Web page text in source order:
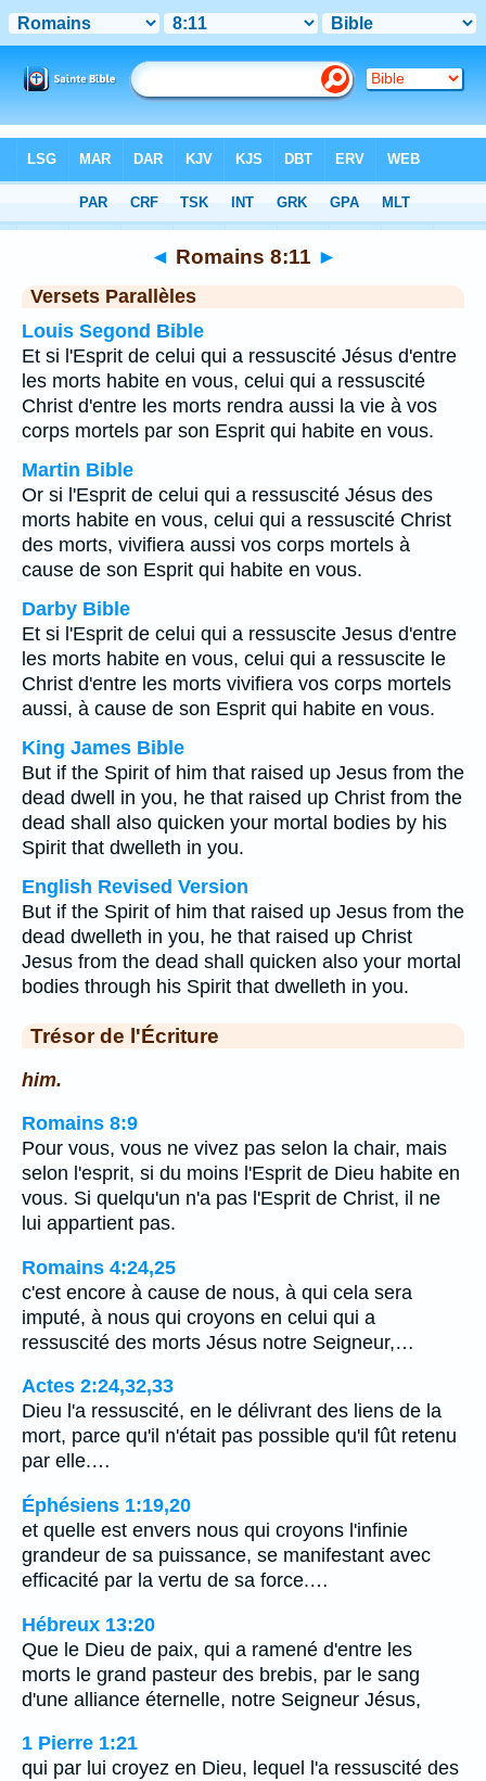
Chapitre 8 > Verset 11
◄ Romains 8:11 ►
Versets Parallèles
Louis Segond Bible
Et si l'Esprit de celui qui a ressuscité Jésus d'entre
les morts habite en vous, celui qui a ressuscité
Christ d'entre les morts rendra aussi la vie à vos
corps mortels par son Esprit qui habite en vous.
Martin Bible
Or si l'Esprit de celui qui a ressuscité Jésus des
morts habite en vous, celui qui a ressuscité Christ
des morts, vivifiera aussi vos corps mortels à
cause de son Esprit qui habite en vous.
Darby Bible
Et si l'Esprit de celui qui a ressuscite Jesus d'entre
les morts habite en vous, celui qui a ressuscite le
Christ d'entre les morts vivifiera vos corps mortels
aussi, à cause de son Esprit qui habite en vous.
King James Bible
But if the Spirit of him that raised up Jesus from the
dead dwell in you, he that raised up Christ from the
dead shall also quicken your mortal bodies by his
Spirit that dwelleth in you.
English Revised Version
But if the Spirit of him that raised up Jesus from the
dead dwelleth in you, he that raised up Christ
Jesus from the dead shall quicken also your mortal
bodies through his Spirit that dwelleth in you.
Trésor de l'Écriture
him.
Romains 8:9
Pour vous, vous ne vivez pas selon la chair, mais
selon l'esprit, si du moins l'Esprit de Dieu habite en
vous. Si quelqu'un n'a pas l'Esprit de Christ, il ne
lui appartient pas.
Romains 4:24,25
c'est encore à cause de nous, à qui cela sera
imputé, à nous qui croyons en celui qui a
ressuscité des morts Jésus notre Seigneur,…
Actes 2:24,32,33
Dieu l'a ressuscité, en le délivrant des liens de la
mort, parce qu'il n'était pas possible qu'il fût retenu
par elle.…
Éphésiens 1:19,20
et quelle est envers nous qui croyons l'infinie
grandeur de sa puissance, se manifestant avec
efficacité par la vertu de sa force.…
Hébreux 13:20
Que le Dieu de paix, qui a ramené d'entre les
morts le grand pasteur des brebis, par le sang
d'une alliance éternelle, notre Seigneur Jésus,
1 Pierre 1:21
qui par lui croyez en Dieu, lequel l'a ressuscité des